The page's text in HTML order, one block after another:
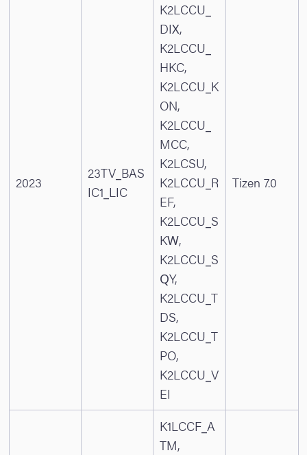
2023
23TV_BAS
IC1_LIC
K2LCCU_
DIX,
K2LCCU_
HKC,
K2LCCU_K
ON,
K2LCCU_
MCC,
K2LCSU,
K2LCCU_R
EF,
K2LCCU_S
KW,
K2LCCU_S
QY,
K2LCCU_T
DS,
K2LCCU_T
PO,
K2LCCU_V
EI
Tizen 7.0
K1LCCF_A
TM,